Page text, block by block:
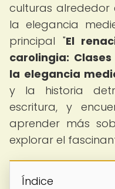
culturas alrededor
la elegancia
principal "El
carolingia:
la elegancia
y la historia
escritura, y
aprender más
explorar el
Índice